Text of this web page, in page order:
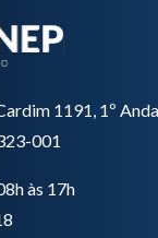
1191, 1º
001
às 17h